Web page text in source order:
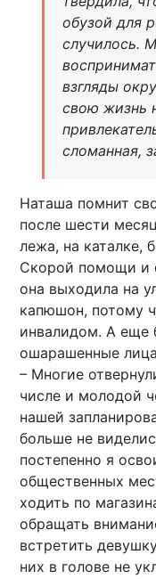
обузой для
случилось.
взгляды
свою жизнь
сломанная,
Наташа помнит
после шести
лежа, на каталке,
Скорой помощи и
она выходила на
капюшон, потому
инвалидом. А еще
ошарашенные
– Многие
числе и молодой
нашей
больше не
постепенно я
общественных
ходить по
обращать
встретить
них в голове не